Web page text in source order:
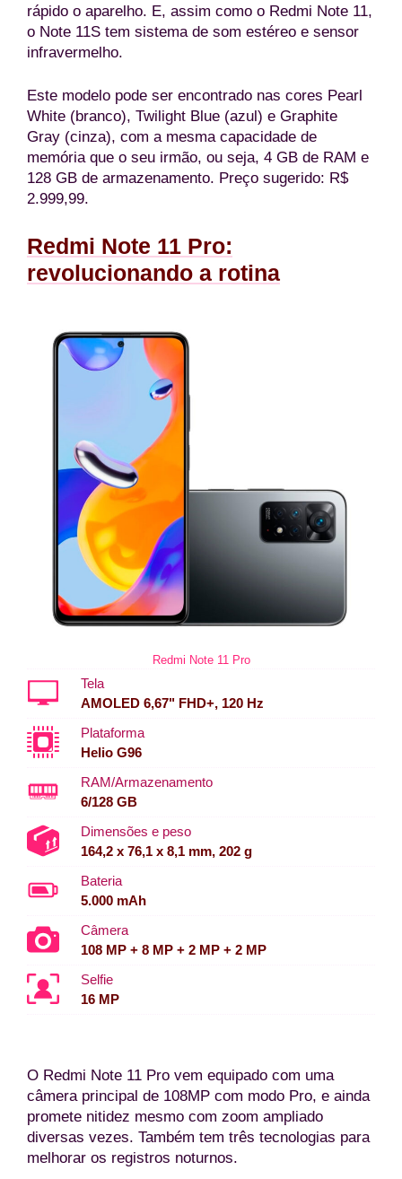
rápido o aparelho. E, assim como o Redmi Note 11,
o Note 11S tem sistema de som estéreo e sensor
infravermelho.
Este modelo pode ser encontrado nas cores Pearl
White (branco), Twilight Blue (azul) e Graphite
Gray (cinza), com a mesma capacidade de
memória que o seu irmão, ou seja, 4 GB de RAM e
128 GB de armazenamento. Preço sugerido: R$
2.999,99.
Redmi Note 11 Pro:
revolucionando a rotina
Redmi Note 11 Pro
Tela
AMOLED 6,67" FHD+, 120 Hz
Plataforma
Helio G96
RAM/Armazenamento
6/128 GB
Dimensões e peso
164,2 x 76,1 x 8,1 mm, 202 g
Bateria
5.000 mAh
Câmera
108 MP + 8 MP + 2 MP + 2 MP
Selfie
16 MP
O Redmi Note 11 Pro vem equipado com uma
câmera principal de 108MP com modo Pro, e ainda
promete nitidez mesmo com zoom ampliado
diversas vezes. Também tem três tecnologias para
melhorar os registros noturnos.